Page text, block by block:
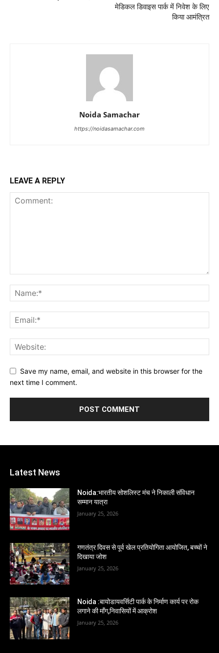
मेडिकल डिवाइस पार्क में निवेश के लिए
किया आमंत्रित
Noida Samachar
https://noidasamachar.com
LEAVE A REPLY
Save my name, email, and website in this browser for the
next time I comment.
Latest News
Noida:भारतीय सोशलिस्ट मंच ने निकाली संविधान
सम्मान यात्रा
January 25, 2026
गणतंत्र दिवस से पूर्व खेल प्रतियोगिता आयोजित, बच्चों ने
दिखाया जोश
January 25, 2026
Noida :बायोडायवर्सिटी पार्क के निर्माण कार्य पर रोक
लगाने की माँग,निवासियों में आक्रोश
January 25, 2026